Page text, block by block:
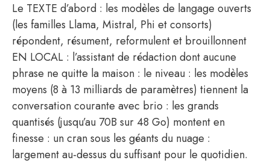
Le TEXTE d’abord : les modèles de langage ouverts
(les familles Llama, Mistral, Phi et consorts)
répondent, résument, reformulent et brouillonnent
EN LOCAL : l’assistant de rédaction dont aucune
phrase ne quitte la maison : le niveau : les modèles
moyens (8 à 13 milliards de paramètres) tiennent la
conversation courante avec brio : les grands
quantisés (jusqu’au 70B sur 48 Go) montent en
finesse : un cran sous les géants du nuage :
largement au-dessus du suffisant pour le quotidien.